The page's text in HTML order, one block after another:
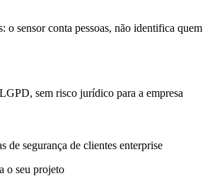
o sensor conta pessoas, não identifica quem
sem risco jurídico para a empresa
de segurança de clientes enterprise
o seu projeto